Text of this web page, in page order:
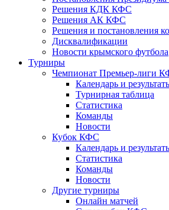
Решения КДК КФС
Решения АК КФС
Решения и постановления
Дисквалификации
Новости крымского футбола
Турниры
Чемпионат Премьер-лиги
Календарь и
Турнирная таблица
Статистика
Команды
Новости
Кубок КФС
Календарь и
Статистика
Команды
Новости
Другие турниры
Онлайн матчей